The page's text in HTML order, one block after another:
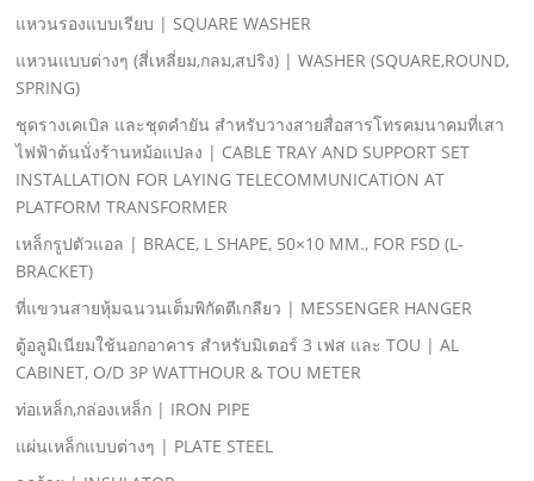
แหวนรองแบบเรียบ | SQUARE WASHER
แหวนแบบต่างๆ (สี่เหลี่ยม,กลม,สปริง) | WASHER (SQUARE,ROUND,
SPRING)
ชุดรางเคเบิล และชุดคํายัน สําหรับวางสายสื่อสารโทรคมนาคมที่เสา
ไฟฟ้าต้นนั่งร้านหม้อแปลง | CABLE TRAY AND SUPPORT SET
INSTALLATION FOR LAYING TELECOMMUNICATION AT
PLATFORM TRANSFORMER
เหล็กรูปตัวแอล | BRACE, L SHAPE, 50×10 MM., FOR FSD (L-
BRACKET)
ที่แขวนสายหุ้มฉนวนเต็มพิกัดตีเกลียว | MESSENGER HANGER
ตู้อลูมิเนียมใช้นอกอาคาร สําหรับมิเตอร์ 3 เฟส และ TOU | AL
CABINET, O/D 3P WATTHOUR & TOU METER
ท่อเหล็ก,กล่องเหล็ก | IRON PIPE
แผ่นเหล็กแบบต่างๆ | PLATE STEEL